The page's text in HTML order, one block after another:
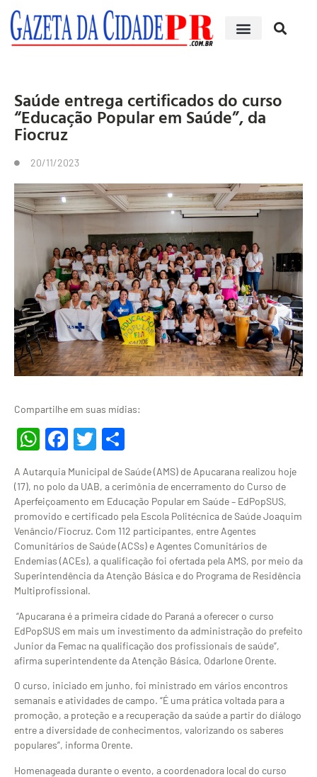
Saúde entrega certificados do curso
“Educação Popular em Saúde”, da
Fiocruz
20/11/2023
Compartilhe em suas mídias:
WhatsApp
Facebook
Twitter
A Autarquia Municipal de Saúde (AMS) de Apucarana realizou hoje
(17), no polo da UAB, a cerimônia de encerramento do Curso de
Aperfeiçoamento em Educação Popular em Saúde – EdPopSUS,
promovido e certificado pela Escola Politécnica de Saúde Joaquim
Venâncio/Fiocruz. Com 112 participantes, entre Agentes
Comunitários de Saúde (ACSs) e Agentes Comunitários de
Endemias (ACEs), a qualificação foi ofertada pela AMS, por meio da
Superintendência da Atenção Básica e do Programa de Residência
Multiprofissional.
“Apucarana é a primeira cidade do Paraná a oferecer o curso
EdPopSUS em mais um investimento da administração do prefeito
Junior da Femac na qualificação dos profissionais de saúde”,
afirma superintendente da Atenção Básica, Odarlone Orente.
O curso, iniciado em junho, foi ministrado em vários encontros
semanais e atividades de campo. “É uma prática voltada para a
promoção, a proteção e a recuperação da saúde a partir do diálogo
entre a diversidade de conhecimentos, valorizando os saberes
populares”, informa Orente.
Homenageada durante o evento, a coordenadora local do curso